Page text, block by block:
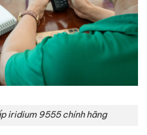
iridium 9555 chính hãng